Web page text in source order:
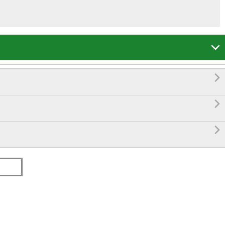



